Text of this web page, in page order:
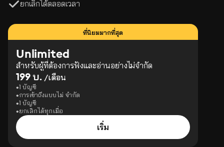
ยกเลิกได้ตลอดเวลา
ที่นิยมมากที่สุด
Unlimited
สำหรับผู้ที่ต้องการฟังและอ่านอย่างไม่จำกัด
199 บ. /เดือน
1 บัญชี
การเข้าถึงแบบไม่ จำกัด
1 บัญชี
ยกเลิกได้ทุกเมื่อ
เริ่ม